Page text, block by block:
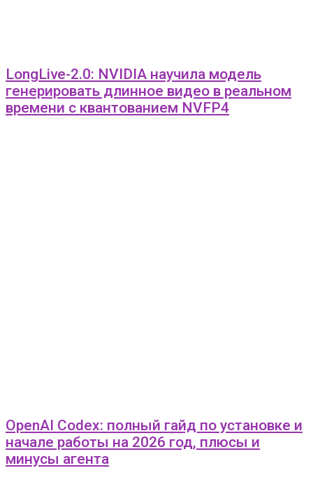
LongLive-2.0: NVIDIA научила модель
генерировать длинное видео в реальном
времени с квантованием NVFP4
OpenAI Codex: полный гайд по установке и
начале работы на 2026 год, плюсы и
минусы агента